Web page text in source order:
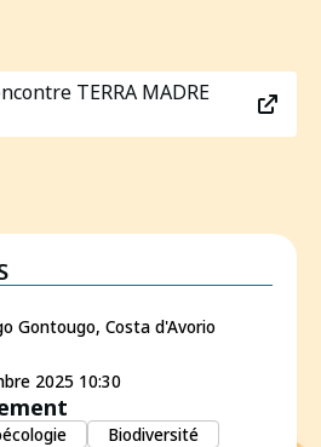
TERRA MADRE
Gontougo, Costa d'Avorio
2025 10:30
Biodiversité